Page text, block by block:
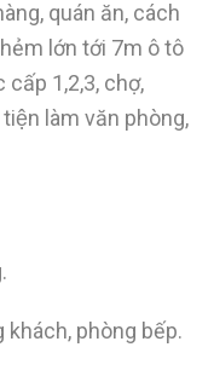
quán ăn, cách
lớn tới 7m ô tô
1,2,3, chợ,
làm văn phòng,
khách, phòng bếp.